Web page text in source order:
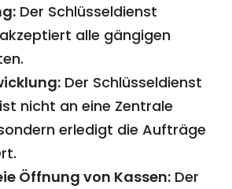
Der Schlüsseldienst
alle gängigen
Der Schlüsseldienst
nicht an eine Zentrale
erledigt die Aufträge
Öffnung von Kassen: Der